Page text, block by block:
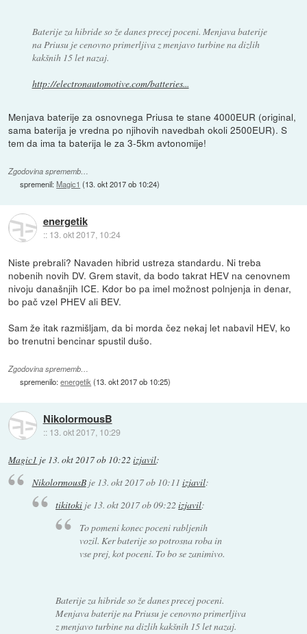
Baterije za hibride so že danes precej poceni. Menjava baterije
na Priusu je cenovno primerljiva z menjavo turbine na dizlih
kakšnih 15 let nazaj.
http://electronautomotive.com/batteries...
Menjava baterije za osnovnega Priusa te stane 4000EUR (original,
sama baterija je vredna po njihovih navedbah okoli 2500EUR). S
tem da ima ta baterija le za 3-5km avtonomije!
Zgodovina sprememb…
spremenil:Magic1 (13. okt 2017 ob 10:24)
energetik
:: 13. okt 2017, 10:24
Niste prebrali? Navaden hibrid ustreza standardu. Ni treba
nobenih novih DV. Grem stavit, da bodo takrat HEV na cenovnem
nivoju današnjih ICE. Kdor bo pa imel možnost polnjenja in denar,
bo pač vzel PHEV ali BEV.
Sam že itak razmišljam, da bi morda čez nekaj let nabavil HEV, ko
bo trenutni bencinar spustil dušo.
Zgodovina sprememb…
spremenilo:energetik (13. okt 2017 ob 10:25)
NikolormousB
:: 13. okt 2017, 10:29
Magic1 je 13. okt 2017 ob 10:22 izjavil:
NikolormousBje 13. okt 2017 ob 10:11 izjavil:
tikitoki je 13. okt 2017 ob 09:22izjavil:
To pomeni konec poceni rabljenih
vozil. Ker baterije so potrosna roba in
vse prej, kot poceni. To bo se zanimivo.
Baterije za hibride so že danes precej poceni.
Menjava baterije na Priusu je cenovno primerljiva
z menjavo turbine na dizlih kakšnih 15 let nazaj.